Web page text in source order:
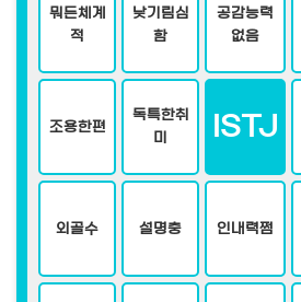
뭐든체계
적
낮기림심
함
공감능력
없음
조용한편
독특한취
미
ISTJ
외골수 설명충 인내력쩜